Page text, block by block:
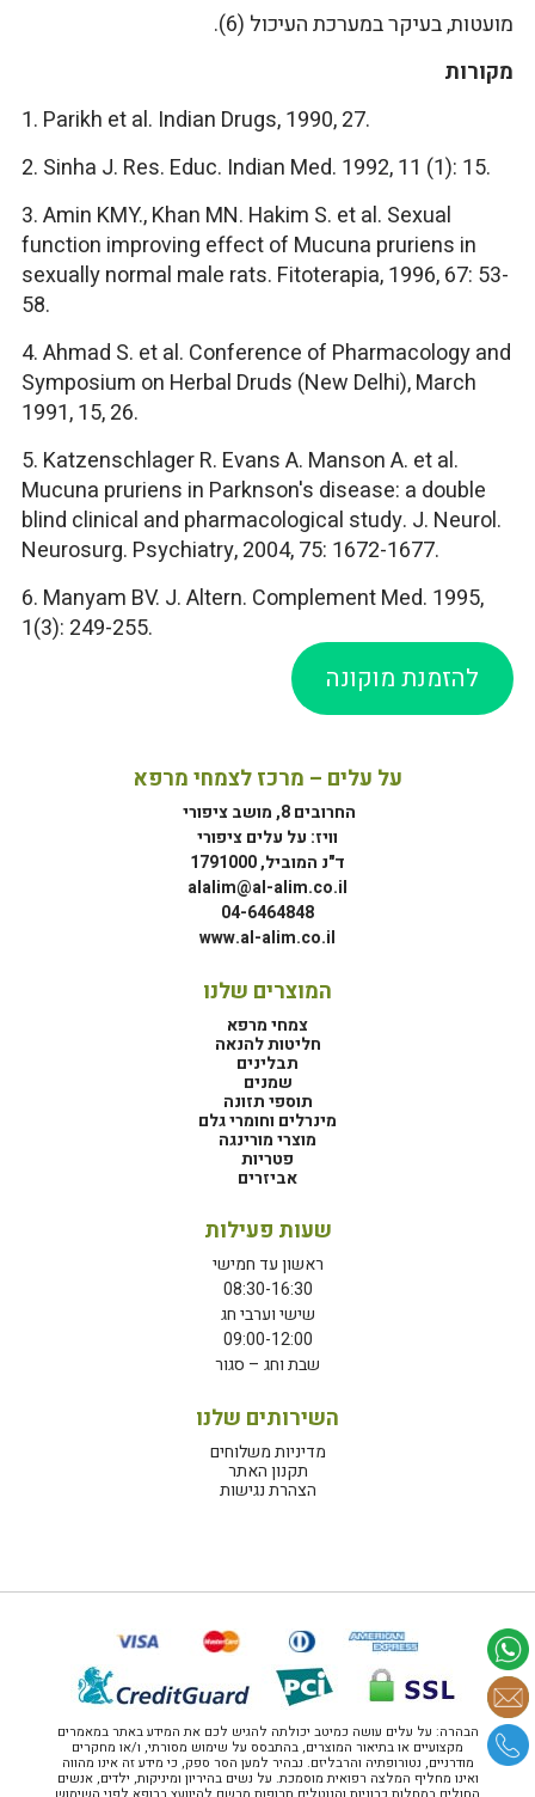
מועטות, בעיקר במערכת העיכול (6).
מקורות
1. Parikh et al. Indian Drugs, 1990, 27.
2. Sinha J. Res. Educ. Indian Med. 1992, 11 (1): 15.
3. Amin KMY., Khan MN. Hakim S. et al. Sexual
function improving effect of Mucuna pruriens in
sexually normal male rats. Fitoterapia, 1996, 67: 53-
58.
4. Ahmad S. et al. Conference of Pharmacology and
Symposium on Herbal Druds (New Delhi), March
1991, 15, 26.
5. Katzenschlager R. Evans A. Manson A. et al.
Mucuna pruriens in Parknson's disease: a double
blind clinical and pharmacological study. J. Neurol.
Neurosurg. Psychiatry, 2004, 75: 1672-1677.
6. Manyam BV. J. Altern. Complement Med. 1995,
1(3): 249-255.
להזמנת מוקונה
על עלים – מרכז לצמחי מרפא
החרובים 8, מושב ציפורי
וויז: על עלים ציפורי
ד"נ המוביל, 1791000
alalim@al-alim.co.il
04-6464848
www.al-alim.co.il
המוצרים שלנו
צמחי מרפא
חליטות להנאה
תבלינים
שמנים
תוספי תזונה
מינרלים וחומרי גלם
מוצרי מורינגה
פטריות
אביזרים
שעות פעילות
ראשון עד חמישי
08:30-16:30
שישי וערבי חג
09:00-12:00
שבת וחג – סגור
השירותים שלנו
מדיניות משלוחים
תקנון האתר
הצהרת נגישות
הבהרה: על עלים עושה כמיטב יכולתה להגיש לכם את המידע באתר במאמרים
מקצועיים או בתיאור המוצרים, בהתבסס על שימוש מסורתי, ו/או מחקרים
מודרניים, נטורופתיה והרבליזם. נבהיר למען הסר ספק, כי מידע זה אינו מהווה
ואינו מחליף המלצה רפואית מוסמכת. על נשים בהיריון ומיניקות, ילדים, אנשים